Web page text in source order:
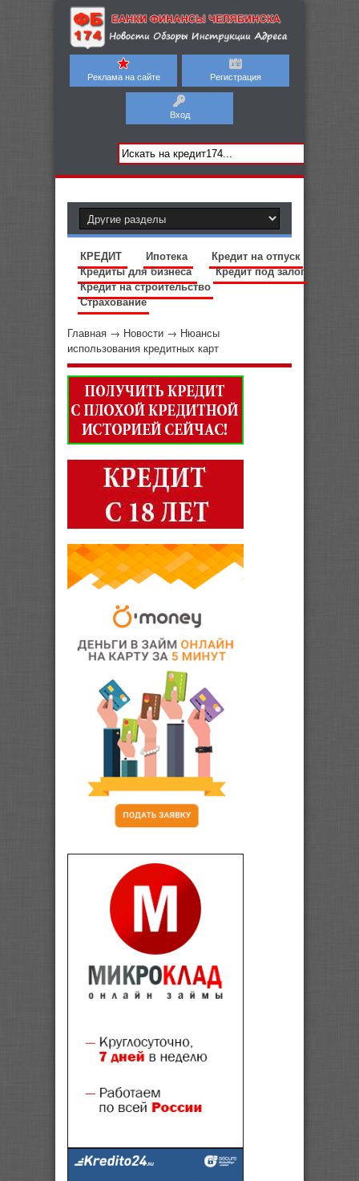
Реклама на сайте Регистрация
Вход
КРЕДИТ Ипотека
Кредит на отпуск
Кредиты для бизнеса
Кредит под залог
Кредит на строительство
Страхование
Главная → Новости → Нюансы
использования кредитных карт